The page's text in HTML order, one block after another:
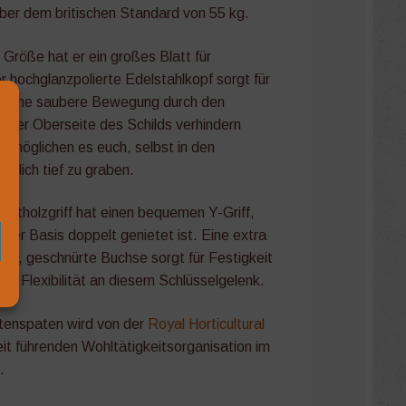
dem britischen Standard von 55 kg.
Größe hat er ein großes Blatt für
hochglanzpolierte Edelstahlkopf sorgt für
saubere Bewegung durch den
der Oberseite des Schilds verhindern
es euch, selbst in den
tief zu graben.
hat einen bequemen Y-Griff,
der Basis doppelt genietet ist. Eine extra
geschnürte Buchse sorgt für Festigkeit
Flexibilität an diesem Schlüsselgelenk.
wird von der Royal Horticultural
führenden Wohltätigkeitsorganisation im